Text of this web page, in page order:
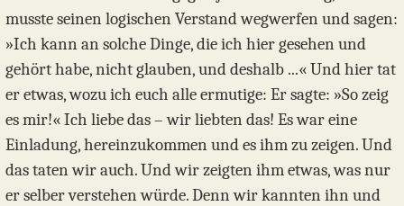
musste seinen logischen Verstand wegwerfen und sagen:
»Ich kann an solche Dinge, die ich hier gesehen und
gehört habe, nicht glauben, und deshalb ...« Und hier tat
er etwas, wozu ich euch alle ermutige: Er sagte: »So zeig
es mir!« Ich liebe das – wir liebten das! Es war eine
Einladung, hereinzukommen und es ihm zu zeigen. Und
das taten wir auch. Und wir zeigten ihm etwas, was nur
er selber verstehen würde. Denn wir kannten ihn und